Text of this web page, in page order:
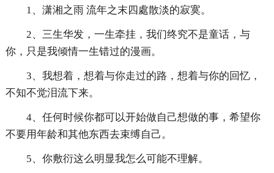
1、潇湘之雨 流年之末四處散淡的寂寞。
2、三生华发，一生牵挂，我们终究不是童话，与
你，只是我倾情一生错过的漫画。
3、我想着，想着与你走过的路，想着与你的回忆，
不知不觉泪流下来。
4、任何时候你都可以开始做自己想做的事，希望你
不要用年龄和其他东西去束缚自己。
5、你敷衍这么明显我怎么可能不理解。